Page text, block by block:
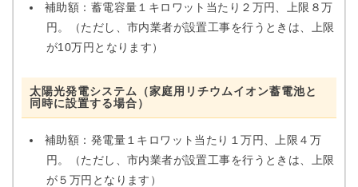
補助額：蓄電容量１キロワット当たり２万円、上限８万
円。（ただし、市内業者が設置工事を行うときは、上限
が10万円となります）
太陽光発電システム（家庭用リチウムイオン蓄電池​と
同時に設置する場合）
補助額：発電量１キロワット当たり１万円、上限４万
円。（ただし、市内業者が設置工事を行うときは、上限
が５万円となります）